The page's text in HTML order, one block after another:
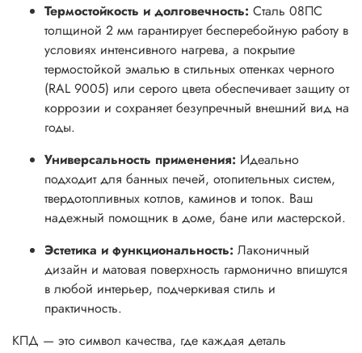
Термостойкость и долговечность: Сталь 08ПС
толщиной 2 мм гарантирует бесперебойную работу в
условиях интенсивного нагрева, а покрытие
термостойкой эмалью в стильных оттенках черного
(RAL 9005) или серого цвета обеспечивает защиту от
коррозии и сохраняет безупречный внешний вид на
годы.
Универсальность применения: Идеально
подходит для банных печей, отопительных систем,
твердотопливных котлов, каминов и топок. Ваш
надежный помощник в доме, бане или мастерской.
Эстетика и функциональность: Лаконичный
дизайн и матовая поверхность гармонично впишутся
в любой интерьер, подчеркивая стиль и
практичность.
КПД — это символ качества, где каждая деталь